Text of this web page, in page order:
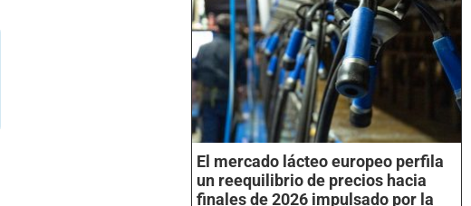
El mercado lácteo europeo perfila
un reequilibrio de precios hacia
finales de 2026 impulsado por la